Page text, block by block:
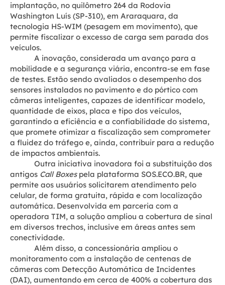
implantação, no quilômetro 264 da Rodovia
Washington Luís (SP-310), em Araraquara, da
tecnologia HS-WIM (pesagem em movimento), que
permite fiscalizar o excesso de carga sem parada dos
veículos.
A inovação, considerada um avanço para a
mobilidade e a segurança viária, encontra-se em fase
de testes. Estão sendo avaliados o desempenho dos
sensores instalados no pavimento e do pórtico com
câmeras inteligentes, capazes de identificar modelo,
quantidade de eixos, placa e tipo dos veículos,
garantindo a eficiência e a confiabilidade do sistema,
que promete otimizar a fiscalização sem comprometer
a fluidez do tráfego e, ainda, contribuir para a redução
de impactos ambientais.
Outra iniciativa inovadora foi a substituição dos
antigos Call Boxespela plataforma SOS.ECO.BR, que
permite aos usuários solicitarem atendimento pelo
celular, de forma gratuita, rápida e com localização
automática. Desenvolvida em parceria com a
operadora TIM, a solução ampliou a cobertura de sinal
em diversos trechos, inclusive em áreas antes sem
conectividade.
Além disso, a concessionária ampliou o
monitoramento com a instalação de centenas de
câmeras com Detecção Automática de Incidentes
(DAI), aumentando em cerca de 400% a cobertura das